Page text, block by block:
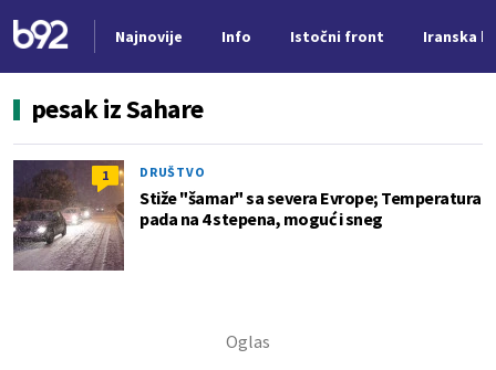
Najnovije Info Istočni front Iranska
pesak iz Sahare
1 DRUŠTVO
Stiže "šamar" sa severa Evrope; Temperatura
pada na 4 stepena, moguć i sneg